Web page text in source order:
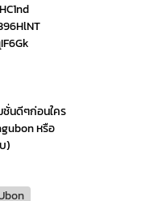
ชั่นดีๆก่อนใคร
หรือ
)